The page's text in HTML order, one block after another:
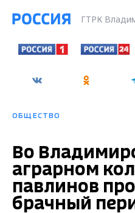
ГТРК
ОБЩЕСТВО
Во
аграрном
павлинов
брачный